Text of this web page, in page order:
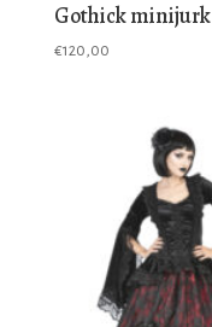
Gothick minijurk
€120,00